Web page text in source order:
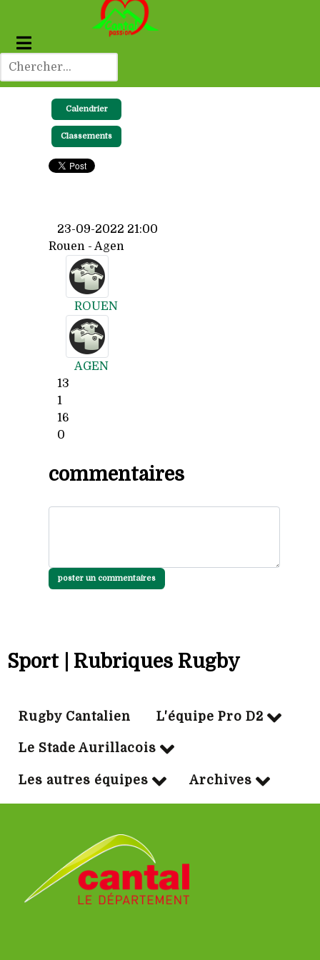
Calendrier
Classements
23-09-2022 21:00
Rouen - Agen
ROUEN
AGEN
13
1
16
0
commentaires
poster un commentaires
Sport | Rubriques Rugby
Rugby Cantalien L'équipe Pro D2
Le Stade Aurillacois
Les autres équipes Archives